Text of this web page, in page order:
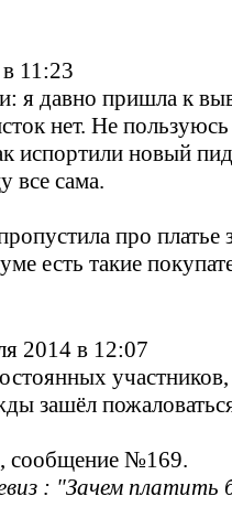
11:23
я давно пришла к
нет. Не
испортили новый
все сама.
про
есть такие
2014 в 12:07
зашёл
сообщение №169.
: "Зачем платить